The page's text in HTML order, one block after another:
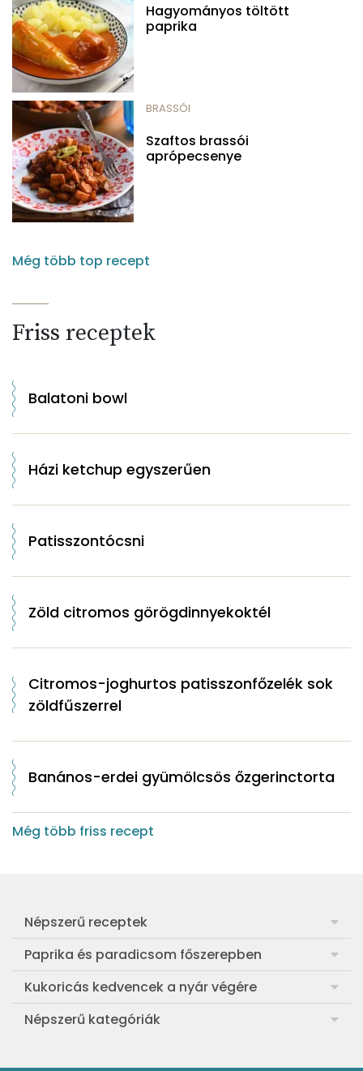
Hagyományos töltött
paprika
BRASSÓI
Szaftos brassói
aprópecsenye
Még több top recept
Friss receptek
Balatoni bowl
Házi ketchup egyszerűen
Patisszontócsni
Zöld citromos görögdinnyekoktél
Citromos-joghurtos patisszonfőzelék sok
zöldfűszerrel
Banános-erdei gyümölcsös őzgerinctorta
Még több friss recept
Népszerű receptek
Frankfurti leves
Egyszerű muffin
Aranygaluska
Egyszerű krumplifőzelék
Paprika és paradicsom főszerepben
Pan con Tomate
Paradicsom és paprika eltevése télre
Kukoricás kedvencek a nyár végére
Legfinomabb főtt kukorica
Népszerű kategóriák